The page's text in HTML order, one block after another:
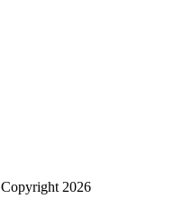
Copyright 2026